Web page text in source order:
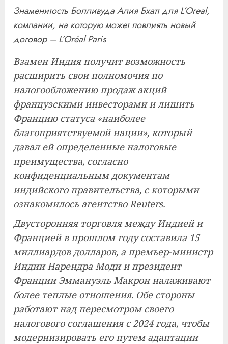
Знаменитость Болливуда Алия Бхатт для L’Oreal,
компании, на которую может повлиять новый
договор – ​L’Oréal Paris
Взамен Индия получит возможность
расширить свои полномочия по
налогообложению продаж акций
французскими инвесторами и лишить
Францию ​​статуса «наиболее
благоприятствуемой нации», который
давал ей определенные налоговые
преимущества, согласно
конфиденциальным документам
индийского правительства, с которыми
ознакомилось агентство Reuters.
Двусторонняя торговля между Индией и
Францией в прошлом году составила 15
миллиардов долларов, а премьер-министр
Индии Нарендра Моди и президент
Франции Эммануэль Макрон налаживают
более теплые отношения. Обе стороны
работают над пересмотром своего
налогового соглашения с 2024 года, чтобы
модернизировать его путем адаптации